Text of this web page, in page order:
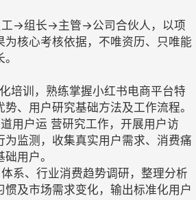
工→组长→主管→公司合伙人，以项
为核心考核依据，不唯资历、只唯能
培训，熟练掌握小红书电商平台特
、用户研究基础方法及工作流程。
用户运 营研究工作，开展用户访
为监测，收集真实用户需求、消费痛
用户。
系、行业消费趋势调研，整理分析
惯及市场需求变化，输出标准化用户